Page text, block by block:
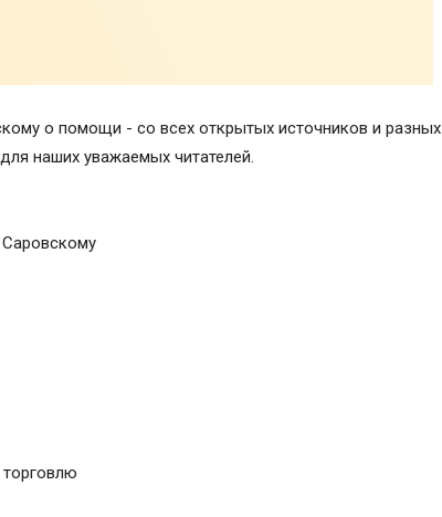
о помощи - со всех открытых источников и разных
наших уважаемых читателей.